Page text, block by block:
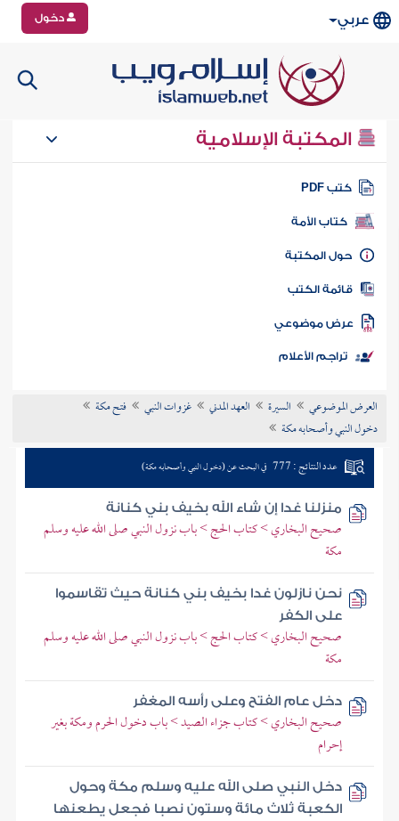
عربي دخول
المكتبة الإسلامية
كتب PDF
كتاب الأمة
المكتبة
الكتب
موضوعي
تراجم الأعلام
العرض الموضوعي السيرة العهد المدني غزوات النبي
فتح مكة
دخول النبي وأصحابه مكة
عدد النتائج : 777 في البحث عن (دخول النبي وأصحابه مكة)
منزلنا غدا إن شاء الله بخيف بني كنانة
صحيح البخاري > كتاب الحج > باب نزول النبي صلى الله عليه وسلم
مكة
نحن نازلون غدا بخيف بني كنانة حيث تقاسموا
على الكفر
صحيح البخاري > كتاب الحج > باب نزول النبي صلى الله عليه وسلم
مكة
دخل عام الفتح وعلى رأسه المغفر
صحيح البخاري > كتاب جزاء الصيد > باب دخول الحرم ومكة بغير
إحرام
دخل النبي صلى الله عليه وسلم مكة وحول
الكعبة ثلاث مائة وستون نصبا فجعل يطعنها